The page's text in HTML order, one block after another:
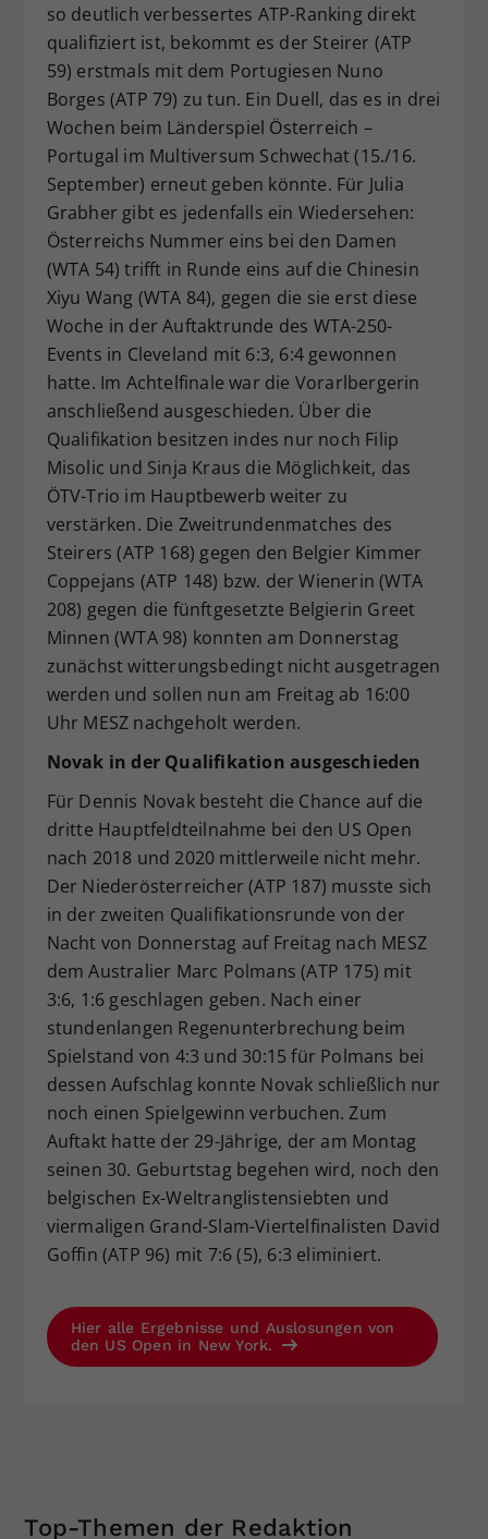
so deutlich verbessertes ATP-Ranking direkt
qualifiziert ist, bekommt es der Steirer (ATP
59) erstmals mit dem Portugiesen Nuno
Borges (ATP 79) zu tun. Ein Duell, das es in drei
Wochen beim Länderspiel Österreich –
Portugal im Multiversum Schwechat (15./16.
September) erneut geben könnte. Für Julia
Grabher gibt es jedenfalls ein Wiedersehen:
Österreichs Nummer eins bei den Damen
(WTA 54) trifft in Runde eins auf die Chinesin
Xiyu Wang (WTA 84), gegen die sie erst diese
Woche in der Auftaktrunde des WTA-250-
Events in Cleveland mit 6:3, 6:4 gewonnen
hatte. Im Achtelfinale war die Vorarlbergerin
anschließend ausgeschieden. Über die
Qualifikation besitzen indes nur noch Filip
Misolic und Sinja Kraus die Möglichkeit, das
ÖTV-Trio im Hauptbewerb weiter zu
verstärken. Die Zweitrundenmatches des
Steirers (ATP 168) gegen den Belgier Kimmer
Coppejans (ATP 148) bzw. der Wienerin (WTA
208) gegen die fünftgesetzte Belgierin Greet
Minnen (WTA 98) konnten am Donnerstag
zunächst witterungsbedingt nicht ausgetragen
werden und sollen nun am Freitag ab 16:00
Uhr MESZ nachgeholt werden.
Novak in der Qualifikation ausgeschieden
Für Dennis Novak besteht die Chance auf die
dritte Hauptfeldteilnahme bei den US Open
nach 2018 und 2020 mittlerweile nicht mehr.
Der Niederösterreicher (ATP 187) musste sich
in der zweiten Qualifikationsrunde von der
Nacht von Donnerstag auf Freitag nach MESZ
dem Australier Marc Polmans (ATP 175) mit
3:6, 1:6 geschlagen geben. Nach einer
stundenlangen Regenunterbrechung beim
Spielstand von 4:3 und 30:15 für Polmans bei
dessen Aufschlag konnte Novak schließlich nur
noch einen Spielgewinn verbuchen. Zum
Auftakt hatte der 29-Jährige, der am Montag
seinen 30. Geburtstag begehen wird, noch den
belgischen Ex-Weltranglistensiebten und
viermaligen Grand-Slam-Viertelfinalisten David
Goffin (ATP 96) mit 7:6 (5), 6:3 eliminiert.
Hier alle Ergebnisse und Auslosungen von
den US Open in New York.
Top-Themen der Redaktion